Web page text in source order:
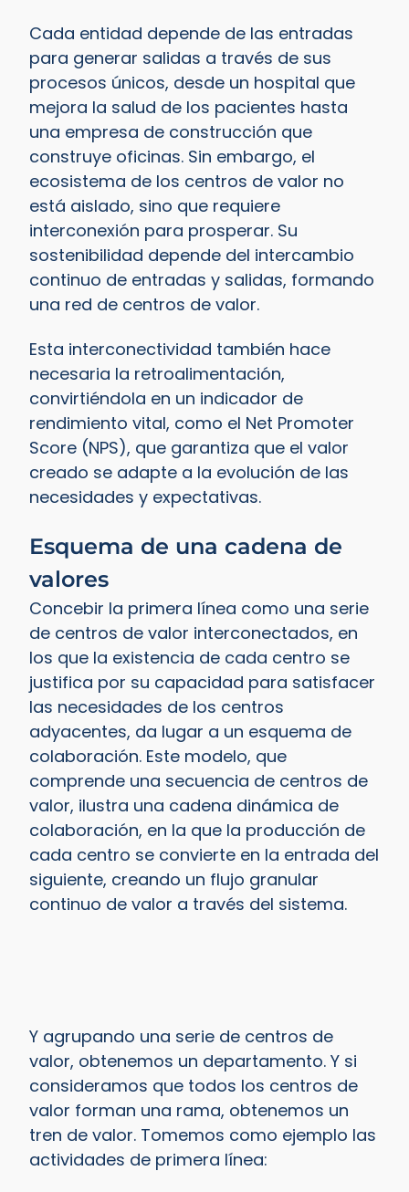
Cada entidad depende de las entradas
para generar salidas a través de sus
procesos únicos, desde un hospital que
mejora la salud de los pacientes hasta
una empresa de construcción que
construye oficinas. Sin embargo, el
ecosistema de los centros de valor no
está aislado, sino que requiere
interconexión para prosperar. Su
sostenibilidad depende del intercambio
continuo de entradas y salidas, formando
una red de centros de valor.
Esta interconectividad también hace
necesaria la retroalimentación,
convirtiéndola en un indicador de
rendimiento vital, como el Net Promoter
Score (NPS), que garantiza que el valor
creado se adapte a la evolución de las
necesidades y expectativas.
Esquema de una cadena de
valores
Concebir la primera línea como una serie
de centros de valor interconectados, en
los que la existencia de cada centro se
justifica por su capacidad para satisfacer
las necesidades de los centros
adyacentes, da lugar a un esquema de
colaboración. Este modelo, que
comprende una secuencia de centros de
valor, ilustra una cadena dinámica de
colaboración, en la que la producción de
cada centro se convierte en la entrada del
siguiente, creando un flujo granular
continuo de valor a través del sistema.
Y agrupando una serie de centros de
valor, obtenemos un departamento. Y si
consideramos que todos los centros de
valor forman una rama, obtenemos un
tren de valor. Tomemos como ejemplo las
actividades de primera línea: